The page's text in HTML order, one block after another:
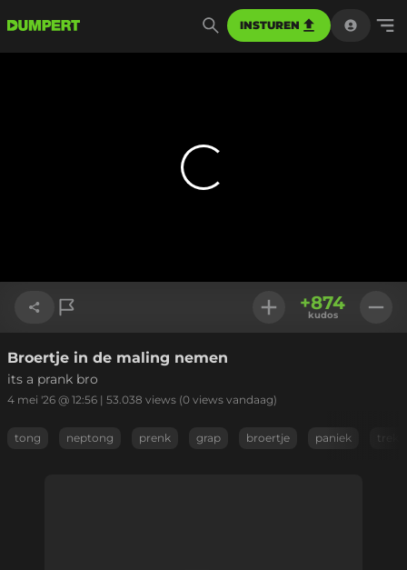
INSTUREN
Link kopiëren
+874
kudos
Broertje in de maling nemen
its a prank bro
4 mei '26 @ 12:56 | 53.038 views (0 views vandaag)
tong neptong prenk grap broertje paniek